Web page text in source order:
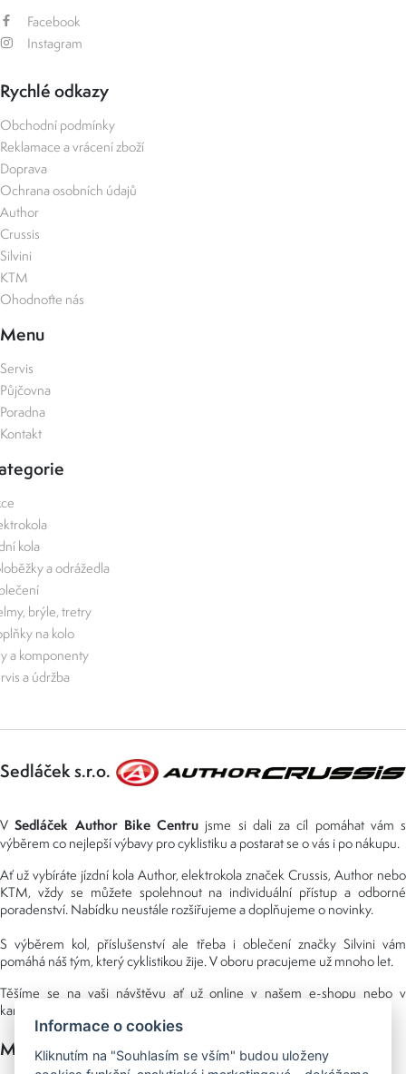
Facebook
Instagram
Rychlé odkazy
Obchodní podmínky
Reklamace a vrácení zboží
Doprava
Ochrana osobních údajů
Author
Crussis
Silvini
KTM
Ohodnoťte nás
Menu
Servis
Půjčovna
Poradna
Kontakt
kola
a odrážedla
brýle, tretry
na kolo
a komponenty
a údržba
Sedláček s.r.o.
VSedláček Author Bike Centru jsme si dali za cíl pomáhat vám s
výběrem co nejlepší výbavy pro cyklistiku a postarat se o vás i po nákupu.
Ať už vybíráte jízdní kola Author, elektrokola značek Crussis, Author nebo
KTM, vždy se můžete spolehnout na individuální přístup a odborné
poradenství. Nabídku neustále rozšiřujeme a doplňujeme o novinky.
S výběrem kol, příslušenství ale třeba i oblečení značky Silvini vám
pomáhá náš tým, který cyklistikou žije. V oboru pracujeme už mnoho let.
Těšíme se na vaši návštěvu ať už online v našem e-shopu nebo v
kamenné prodejně, kterou najdete v NS (nákupní středisko) URAN.
Možnosti platby
Informace o cookies
Kliknutím na "Souhlasím se vším" budou uloženy